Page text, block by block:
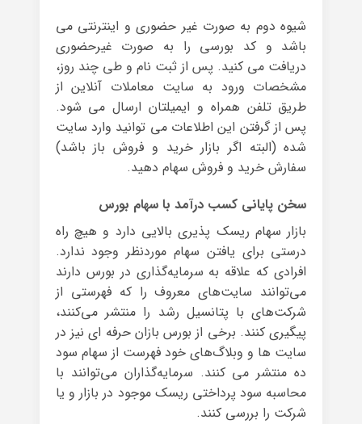
شیوه دوم به صورت غیر حضوری و اینترنتی می
باشد و کد بورسی را به صورت غیرحضوری
دریافت می کنید. پس از ثبت نام و طی چند روز،
مشخصات ورود به سایت معاملات آنلاین از
طریق تلفن همراه و ایمیلتان ارسال می شود.
پس از گرفتن این اطلاعات می توانید وارد سایت
شده (البته اگر بازار خرید و فروش باز باشد)
سفارش خرید و فروش سهام دهید.
سخن پایانی کسب درآمد با سهام بورس
بازار سهام ریسک پذیری بالایی دارد و هیچ راه
درستی برای یافتن سهام موردنظر وجود ندارد.
افرادی که علاقه به سرمایه‌گذاری در بورس دارند
می‌توانند ‌سایت‌های معروف را که فهرستی از
شرکت‌های با پتانسیل رشد را منتشر می‌کنند،
پیگیری کنند. برخی از بورس بازان حرفه ای نیز در
سایت ها و وبلاگ‌های خود فهرست از سهام سود
ده منتشر می کنند. سرمایه‌گذاران می‌توانند با
محاسبه سود پرداختی ریسک موجود در بازار و یا
شرکت را بررسی کنند.